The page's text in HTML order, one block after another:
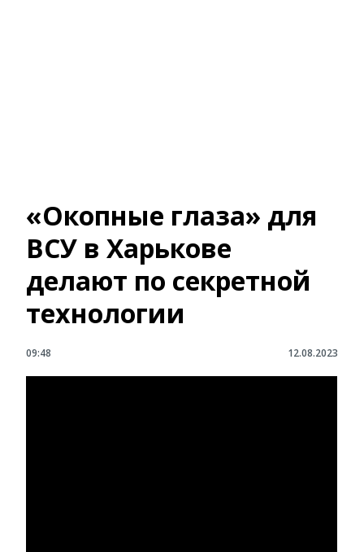
«Окопные глаза» для
ВСУ в Харькове
делают по секретной
технологии
09:48 12.08.2023